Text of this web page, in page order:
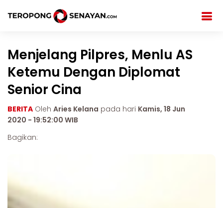
Menjelang Pilpres, Menlu AS
Ketemu Dengan Diplomat
Senior Cina
BERITA Oleh Aries Kelana pada hari Kamis, 18 Jun
2020 - 19:52:00 WIB
Bagikan: